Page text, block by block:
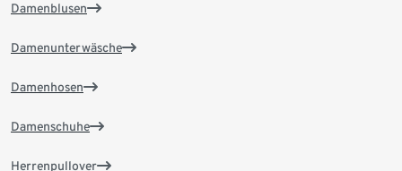
Damenblusen
Damenunterwäsche
Damenhosen
Damenschuhe
Herrenpullover